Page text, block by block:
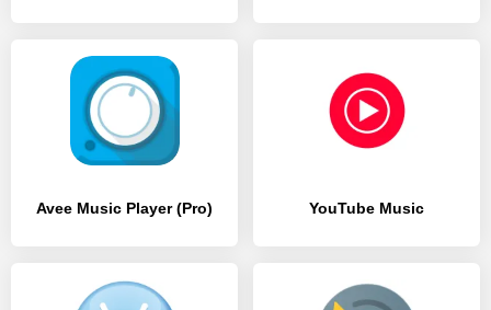
Avee Music Player (Pro) YouTube Music